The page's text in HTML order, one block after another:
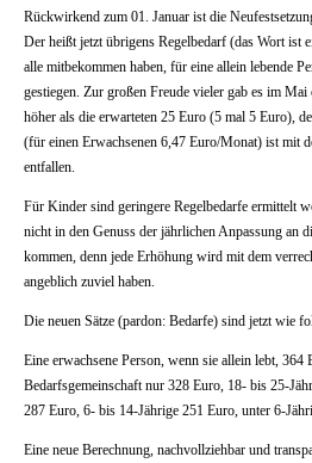
Rückwirkend zum 01. Januar ist die
Der heißt jetzt übrigens Regelbedarf (das Wort ist
alle mitbekommen haben, für eine allein lebende
gestiegen. Zur großen Freude vieler gab es im
höher als die erwarteten 25 Euro (5 mal 5 Euro),
(für einen Erwachsenen 6,47 Euro/Monat) ist mit
entfallen.
Für Kinder sind geringere Regelbedarfe ermittelt
nicht in den Genuss der jährlichen Anpassung an
kommen, denn jede Erhöhung wird mit dem
angeblich zuviel haben.
Die neuen Sätze (pardon: Bedarfe) sind jetzt wie
Eine erwachsene Person, wenn sie allein lebt, 364
Bedarfsgemeinschaft nur 328 Euro, 18- bis 25-
287 Euro, 6- bis 14-Jährige 251 Euro, unter 6-
Eine neue Berechnung, nachvollziehbar und